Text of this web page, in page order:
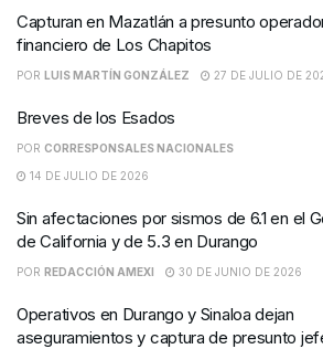
Capturan en Mazatlán a presunto
financiero de Los Chapitos
POR LUIS MARTÍN GONZÁLEZ 27 DE JULIO DE
Breves de los Esados
POR CORRESPONSALES NACIONALES
14 DE JULIO DE 2026
Sin afectaciones por sismos de 6.1 en el
de California y de 5.3 en Durango
POR REDACCIÓN AMEXI 30 DE JUNIO DE 2026
Operativos en Durango y Sinaloa dejan
aseguramientos y captura de presunto